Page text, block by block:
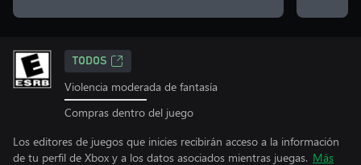
TODOS
Violencia moderada de fantasía
Compras dentro del juego
Los editores de juegos que inicies recibirán acceso a la información
de tu perfil de Xbox y a los datos asociados mientras juegas. Más